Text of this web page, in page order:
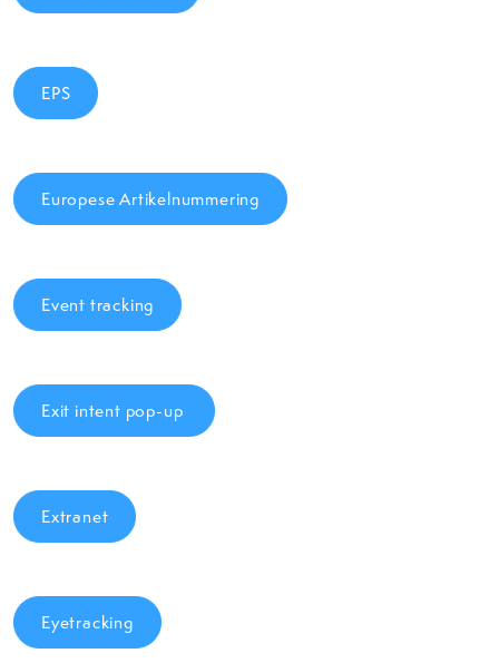
EPS
Europese Artikelnummering
Event tracking
Exit intent pop-up
Extranet
Eyetracking